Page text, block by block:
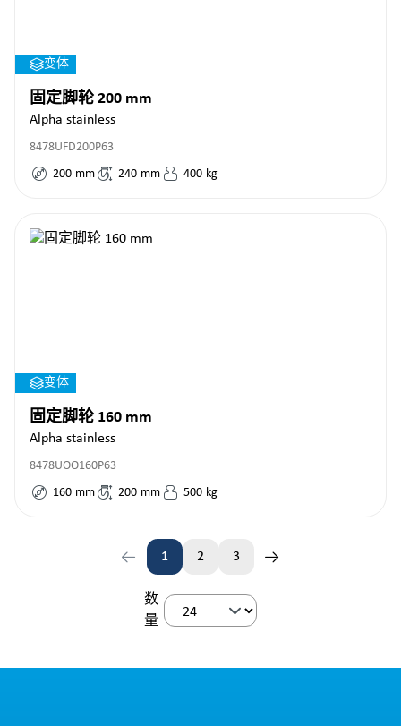
变体
固定脚轮 200 mm
Alpha stainless
8478UFD200P63
200 mm 240 mm 400 kg
变体
固定脚轮 160 mm
Alpha stainless
8478UOO160P63
160 mm 200 mm 500 kg
1 2 3
数
量